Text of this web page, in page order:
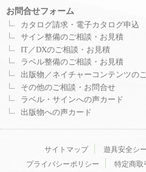
お問合せフォーム
カタログ請求・電子カタログ申込
サイン整備のご相談・お見積
IT／DXのご相談・お見積
ラベル整備のご相談・お見積
出版物／ネイチャーコンテンツの
その他のご相談・お問合せ
ラベル・サインへの声カード
出版物への声カード
サイトマップ 遊具安全シ
プライバシーポリシー
特定商取